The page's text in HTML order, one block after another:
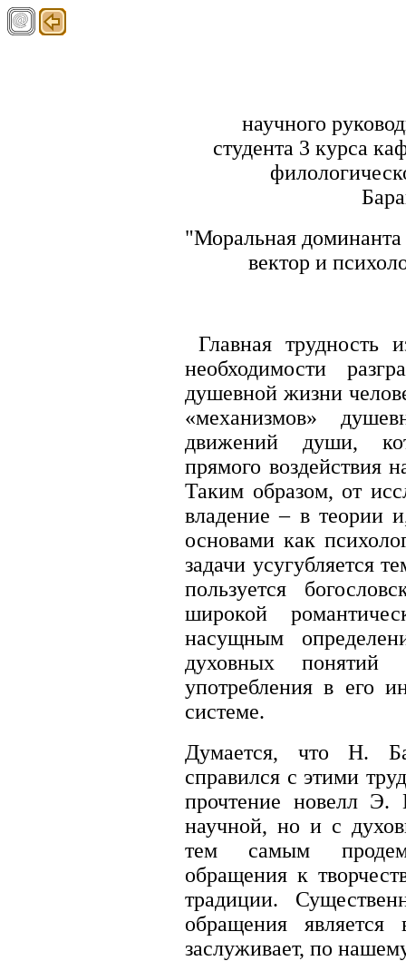
научного
студента 3 курса
"Моральная
вектор и
Главная трудность
необходимости
душевной жизни
«механизмов»
движений души,
прямого воздействия
Таким образом, от
владение – в теории
основами как
задачи усугубляется
пользуется
широкой
насущным
духовных
употребления в его
системе.
Думается, что Н.
справился с этими
прочтение новелл Э.
научной, но и с
тем самым
обращения к
традиции.
обращения
заслуживает, по